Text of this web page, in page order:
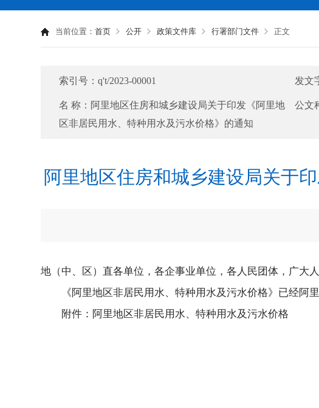
当前位置：首页 公开 政策文件库 行署部门文件 正文
索引号：q't/2023-00001 发文
名 称： 阿里地区住房和城乡建设局关于印发《阿里地
区非居民用水、特种用水及污水价格》的通知
公文
阿里地区住房和城乡建设局关于
地（中、区）直各单位，各企事业单位，各人民团体，广大人
《阿里地区非居民用水、特种用水及污水价格》已经阿
附件：阿里地区非居民用水、特种用水及污水价格